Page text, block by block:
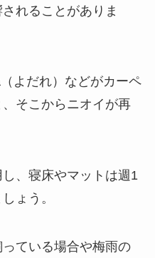
れることがありま
よだれ）などがカーペ
そこからニオイが再
、寝床やマットは週1
ょう。
ている場合や梅雨の